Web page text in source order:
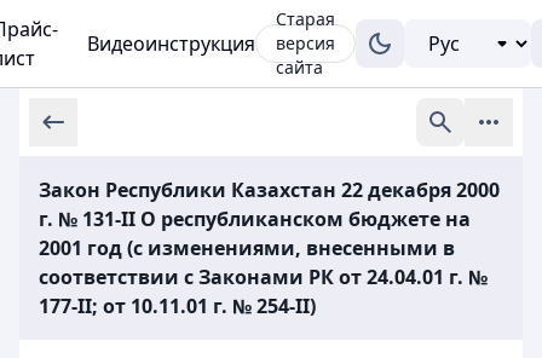
Видеоинструкция
Старая
версия
сайта
Закон Республики Казахстан 22 декабря 2000
г. № 131-II О республиканском бюджете на
2001 год (с изменениями, внесенными в
соответствии с Законами РК от 24.04.01 г. №
177-II; от 10.11.01 г. № 254-II)